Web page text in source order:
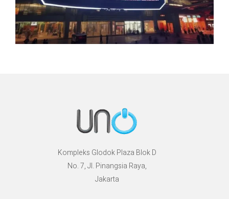
Kompleks Glodok Plaza Blok D
No. 7, Jl. Pinangsia Raya,
Jakarta